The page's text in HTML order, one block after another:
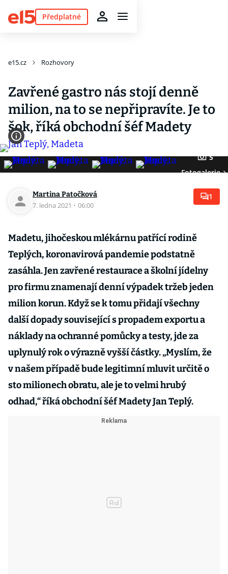
Předplatné
e15.cz Rozhovory
Zavřené gastro nás stojí denně
milion, na to se nepřipravíte. Je to
šok, říká obchodní šéf Madety
5
Fotogalerie
Martina Patočková
7. ledna 2021 · 06:00
1
Madetu, jihočeskou mlékárnu patřící rodině
Teplých, koronavirová pandemie podstatně
zasáhla. Jen zavřené restaurace a školní jídelny
pro firmu znamenají denní výpadek tržeb jeden
milion korun. Když se k tomu přidají všechny
další dopady související s propadem exportu a
náklady na ochranné pomůcky a testy, jde za
uplynulý rok o výrazně vyšší částky. „Myslím, že
v našem případě bude legitimní mluvit určitě o
sto milionech obratu, ale je to velmi hrubý
odhad,“ říká obchodní šéf Madety Jan Teplý.